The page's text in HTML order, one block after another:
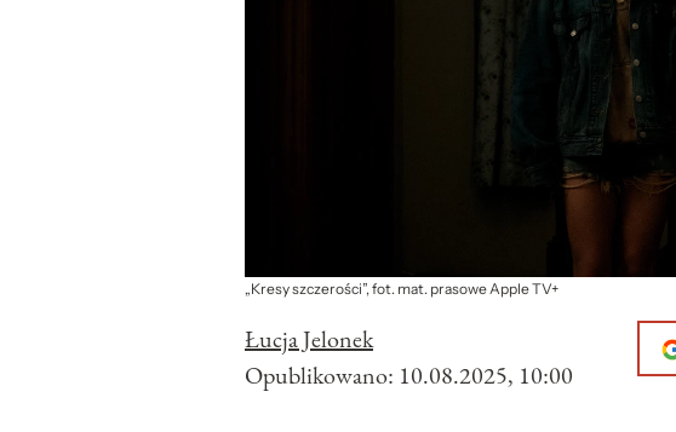
„Kresy szczerości”, fot. mat. prasowe Apple TV+
Łucja Jelonek
Opublikowano: 10.08.2025, 10:00